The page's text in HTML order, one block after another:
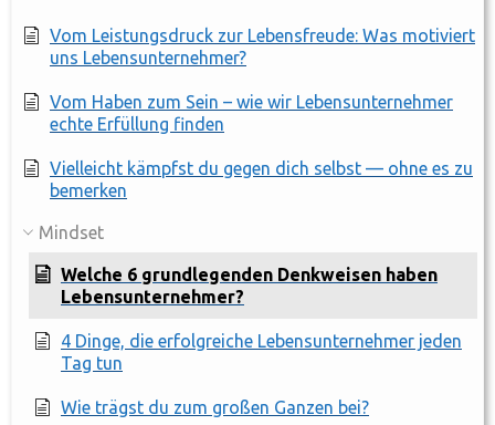
Vom Leistungsdruck zur Lebensfreude: Was motiviert
uns Lebensunternehmer?
Vom Haben zum Sein – wie wir Lebensunternehmer
echte Erfüllung finden
Vielleicht kämpfst du gegen dich selbst — ohne es zu
bemerken
Mindset
Welche 6 grundlegenden Denkweisen haben
Lebensunternehmer?
4 Dinge, die erfolgreiche Lebensunternehmer jeden
Tag tun
Wie trägst du zum großen Ganzen bei?